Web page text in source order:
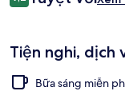
xét
9,2 trên 10,
Tiện nghi, dịch
Bữa sáng miễn